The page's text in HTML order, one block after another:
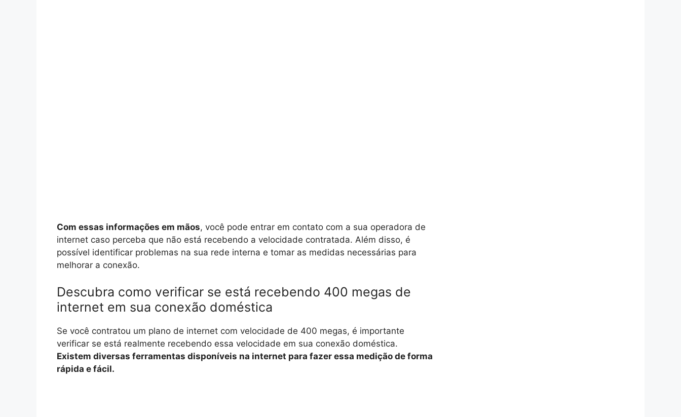
Com essas informações em mãos, você pode entrar em contato com a sua operadora de
internet caso perceba que não está recebendo a velocidade contratada. Além disso, é
possível identificar problemas na sua rede interna e tomar as medidas necessárias para
melhorar a conexão.
Descubra como verificar se está recebendo 400 megas de
internet em sua conexão doméstica
Se você contratou um plano de internet com velocidade de 400 megas, é importante
verificar se está realmente recebendo essa velocidade em sua conexão doméstica.
Existem diversas ferramentas disponíveis na internet para fazer essa medição de forma
rápida e fácil.